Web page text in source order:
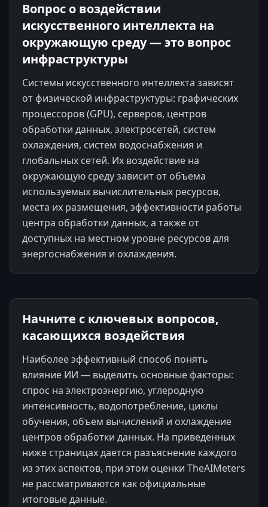
Вопрос о воздействии
искусственного интеллекта на
окружающую среду — это вопрос
инфраструктуры
Системы искусственного интеллекта зависят
от физической инфраструктуры: графических
процессоров (GPU), серверов, центров
обработки данных, электросетей, систем
охлаждения, систем водоснабжения и
глобальных сетей. Их воздействие на
окружающую среду зависит от объема
используемых вычислительных ресурсов,
места их размещения, эффективности работы
центра обработки данных, а также от
доступных на местном уровне ресурсов для
энергоснабжения и охлаждения.
Начните с ключевых вопросов,
касающихся воздействия
Наиболее эффективный способ понять
влияние ИИ — выделить основные факторы:
спрос на электроэнергию, углеродную
интенсивность, водопотребление, циклы
обучения, объем вычислений и охлаждение
центров обработки данных. На приведенных
ниже страницах дается разъяснение каждого
из этих аспектов, при этом оценки TheAIMeters
не рассматриваются как официальные
итоговые данные.